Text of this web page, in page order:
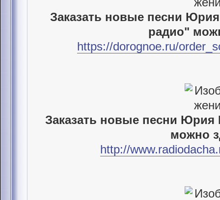
Заказать новые песни
радио"
https://dorognoe.ru/
Заказать новые песни
можно
http://